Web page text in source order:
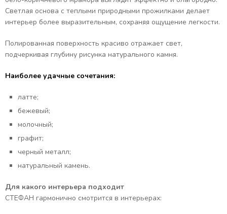
Светлая основа с теплыми природными прожилками делает
интерьер более выразительным, сохраняя ощущение легкости.
Полированная поверхность красиво отражает свет,
подчеркивая глубину рисунка натурального камня.
Наиболее удачные сочетания:
латте;
бежевый;
молочный;
графит;
черный металл;
натуральный камень.
Для какого интерьера подходит
СТЕФАН гармонично смотрится в интерьерах: